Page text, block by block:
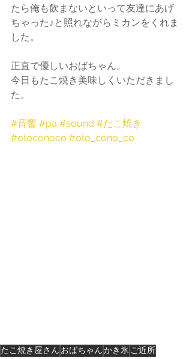
たら俺も飲まないといって友達にあげ
ちゃった♪と照れながらミカンをくれま
した。
正直で優しいおばちゃん。
今日もたこ焼き美味しくいただきまし
た。
#音響 #pa #sound #たこ焼き
#otoconoco #oto_cono_co
たこ焼き屋さん おばちゃんかき氷ご近所